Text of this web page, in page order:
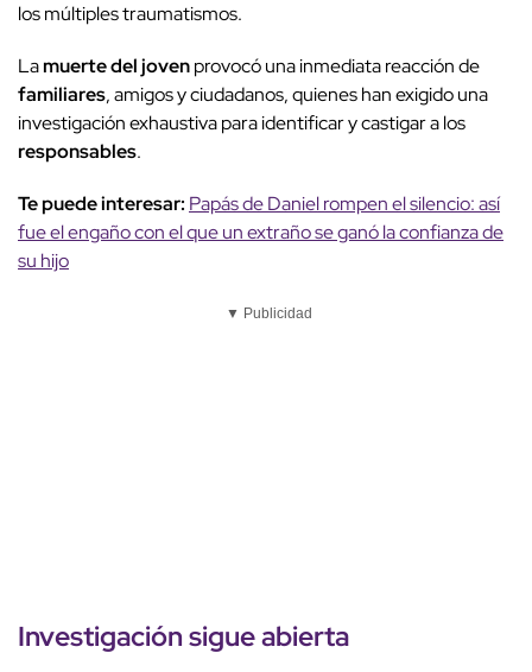
los múltiples traumatismos.
Lamuerte del jovenprovocó una inmediata reacción de
familiares, amigos y ciudadanos, quienes han exigido una
investigación exhaustiva para identificar y castigar a los
responsables.
Te puede interesar: Papás de Daniel rompen el silencio: así
fue el engaño con el que un extraño se ganó la confianza de
su hijo
▼ Publicidad
Investigación sigue abierta